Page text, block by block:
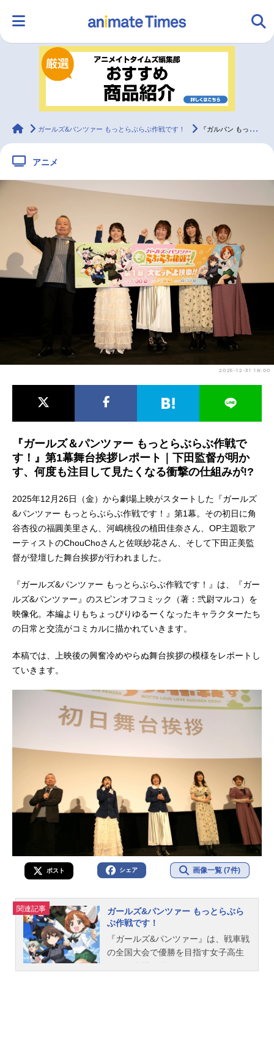
ランキング アニメ
ラジオ
2.5次元
最新記事一覧
アニメ記事一覧 声優記事一覧
アニメ映画一覧 実写化映画一覧
今期アニメ曜日別一覧
春アニメ 夏アニメ
男性声優/女性声優一覧
animateTimes
ガールズ&パンツァー もっとらぶらぶ作戦です！ 『ガルパン もっとらぶらぶ作戦です！』第1幕舞台挨拶レポート
アニメ
2025-12-31 18:00
『ガールズ＆パンツァー もっとらぶらぶ作戦で
す！』第1幕舞台挨拶レポート｜下田監督が明か
す、何度も注目して見たくなる衝撃の仕組みが!?
2025年12月26日（金）から劇場上映がスタートした『ガールズ
&パンツァー もっとらぶらぶ作戦です！』第1幕。その初日に角
谷杏役の福圓美里さん、河嶋桃役の植田佳奈さん、OP主題歌ア
ーティストのChouChoさんと佐咲紗花さん、そして下田正美監
督が登壇した舞台挨拶が行われました。
『ガールズ&パンツァー もっとらぶらぶ作戦です！』は、『ガー
ルズ&パンツァー』のスピンオフコミック（著：弐尉マルコ）を
映像化。本編よりもちょっぴりゆるーくなったキャラクターたち
の日常と交流がコミカルに描かれていきます。
本稿では、上映後の興奮冷めやらぬ舞台挨拶の模様をレポートし
ていきます。
ポスト シェア 画像一覧 (7件)
関連記事
ガールズ&パンツァー もっとらぶら
ぶ作戦です！
『ガールズ&パンツァー』は、戦車戦
の全国大会で優勝を目指す女子高生